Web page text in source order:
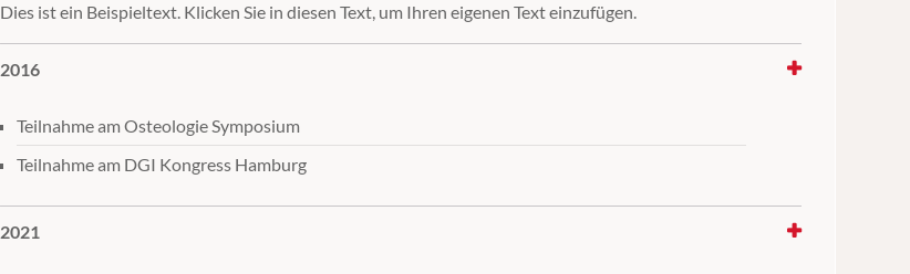
Dies ist ein Beispieltext. Klicken Sie in diesen Text, um Ihren eigenen Text einzufügen.
2016
Teilnahme am Osteologie Symposium
Teilnahme am DGI Kongress Hamburg
2021